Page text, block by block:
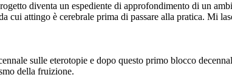
diventa un espediente di approfondimento di un
attingo è cerebrale prima di passare alla pratica. Mi
sulle eterotopie e dopo questo primo blocco
della fruizione.